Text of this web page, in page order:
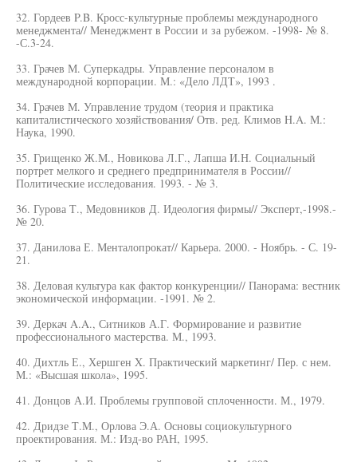
32. Гордеев P.B. Кросс-культурные проблемы международного
менеджмента// Менеджмент в России и за рубежом. -1998- № 8.
-С.3-24.
33. Грачев М. Суперкадры. Управление персоналом в
международной корпорации. М.: «Дело ЛДТ», 1993 .
34. Грачев М. Управление трудом (теория и практика
капиталистического хозяйствования/ Отв. ред. Климов H.A. М.:
Наука, 1990.
35. Грищенко Ж.М., Новикова Л.Г., Лапша И.Н. Социальный
портрет мелкого и среднего предпринимателя в России//
Политические исследования. 1993. - № 3.
36. Гурова Т., Медовников Д. Идеология фирмы// Эксперт,-1998.-
№ 20.
37. Данилова Е. Менталопрокат// Карьера. 2000. - Ноябрь. - С. 19-
21.
38. Деловая культура как фактор конкуренции// Панорама: вестник
экономической информации. -1991. № 2.
39. Деркач A.A., Ситников А.Г. Формирование и развитие
профессионального мастерства. М., 1993.
40. Дихтль Е., Хершген X. Практический маркетинг/ Пер. с нем.
М.: «Высшая школа», 1995.
41. Донцов А.И. Проблемы групповой сплоченности. М., 1979.
42. Дридзе Т.М., Орлова Э.А. Основы социокультурного
проектирования. М.: Изд-во РАН, 1995.